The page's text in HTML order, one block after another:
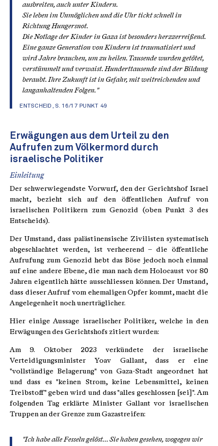
ausbreiten, auch unter Kindern.
Sie leben im Unmöglichen und die Uhr tickt schnell in
Richtung Hungersnot.
Die Notlage der Kinder in Gaza ist besonders herzzerreißend.
Eine ganze Generation von Kindern ist traumatisiert und
wird Jahre brauchen, um zu heilen. Tausende wurden getötet,
verstümmelt und verwaist. Hunderttausende sind der Bildung
beraubt. Ihre Zukunft ist in Gefahr, mit weitreichenden und
langanhaltenden Folgen."
ENTSCHEID, S. 16/17 PUNKT 49
Erwägungen aus dem Urteil zu den
Aufrufen zum Völkermord durch
israelische Politiker
Einleitung
Der schwerwiegendste Vorwurf, den der Gerichtshof Israel
macht, bezieht sich auf den öffentlichen Aufruf von
israelischen Politikern zum Genozid (oben Punkt 3 des
Entscheids).
Der Umstand, dass palästinensische Zivilisten systematisch
abgeschlachtet werden, ist verheerend – die öffentliche
Aufrufung zum Genozid hebt das Böse jedoch noch einmal
auf eine andere Ebene, die man nach dem Holocaust vor 80
Jahren eigentlich hätte ausschliessen können. Der Umstand,
dass dieser Aufruf vom ehemaligen Opfer kommt, macht die
Angelegenheit noch unerträglicher.
Hier einige Aussage israelischer Politiker, welche in den
Erwägungen des Gerichtshofs zitiert wurden:
Am 9. Oktober 2023 verkündete der israelische
Verteidigungsminister Yoav Gallant, dass er eine
"vollständige Belagerung" von Gaza-Stadt angeordnet hat
und dass es "keinen Strom, keine Lebensmittel, keinen
Treibstoff" geben wird und dass "alles geschlossen [sei]". Am
folgenden Tag erklärte Minister Gallant vor israelischen
Truppen an der Grenze zum Gazastreifen:
"Ich habe alle Fesseln gelöst... Sie haben gesehen, wogegen wir